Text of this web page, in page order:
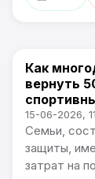
Новости
Как
вернуть
15-06-2026,
Семьи,
защиты,
затрат на